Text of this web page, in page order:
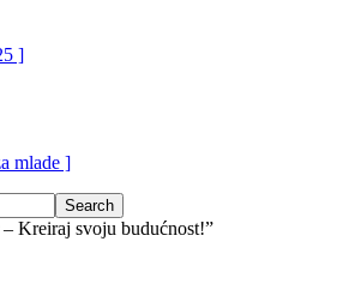
]
mlade ]
– Kreiraj svoju budućnost!”